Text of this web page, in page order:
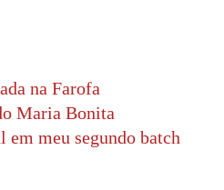
na Farofa
Maria Bonita
meu segundo batch